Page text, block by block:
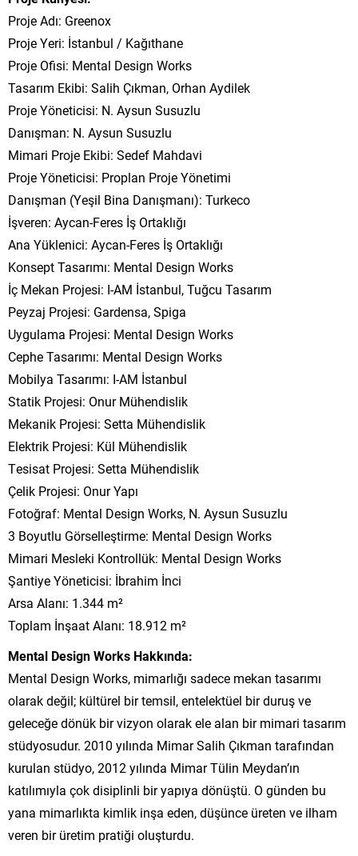
Proje Adı: Greenox
Proje Yeri: İstanbul / Kağıthane
Proje Ofisi: Mental Design Works
Tasarım Ekibi: Salih Çıkman, Orhan Aydilek
Proje Yöneticisi: N. Aysun Susuzlu
Danışman: N. Aysun Susuzlu
Mimari Proje Ekibi: Sedef Mahdavi
Proje Yöneticisi: Proplan Proje Yönetimi
Danışman (Yeşil Bina Danışmanı): Turkeco
İşveren: Aycan-Feres İş Ortaklığı
Ana Yüklenici: Aycan-Feres İş Ortaklığı
Konsept Tasarımı: Mental Design Works
İç Mekan Projesi: I-AM İstanbul, Tuğcu Tasarım
Peyzaj Projesi: Gardensa, Spiga
Uygulama Projesi: Mental Design Works
Cephe Tasarımı: Mental Design Works
Mobilya Tasarımı: I-AM İstanbul
Statik Projesi: Onur Mühendislik
Mekanik Projesi: Setta Mühendislik
Elektrik Projesi: Kül Mühendislik
Tesisat Projesi: Setta Mühendislik
Çelik Projesi: Onur Yapı
Fotoğraf: Mental Design Works, N. Aysun Susuzlu
3 Boyutlu Görselleştirme: Mental Design Works
Mimari Mesleki Kontrollük: Mental Design Works
Şantiye Yöneticisi: İbrahim İnci
Arsa Alanı: 1.344 m²
Toplam İnşaat Alanı: 18.912 m²
Mental Design Works Hakkında:
Mental Design Works, mimarlığı sadece mekan tasarımı
olarak değil; kültürel bir temsil, entelektüel bir duruş ve
geleceğe dönük bir vizyon olarak ele alan bir mimari tasarım
stüdyosudur. 2010 yılında Mimar Salih Çıkman tarafından
kurulan stüdyo, 2012 yılında Mimar Tülin Meydan’ın
katılımıyla çok disiplinli bir yapıya dönüştü. O günden bu
yana mimarlıkta kimlik inşa eden, düşünce üreten ve ilham
veren bir üretim pratiği oluşturdu.